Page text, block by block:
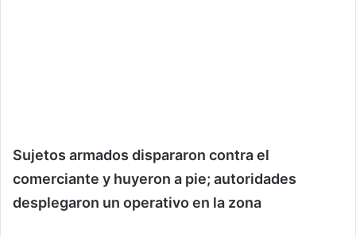
Sujetos armados dispararon contra el
comerciante y huyeron a pie; autoridades
desplegaron un operativo en la zona